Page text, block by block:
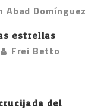
Abad Domínguez
estrellas
Frei Betto
del